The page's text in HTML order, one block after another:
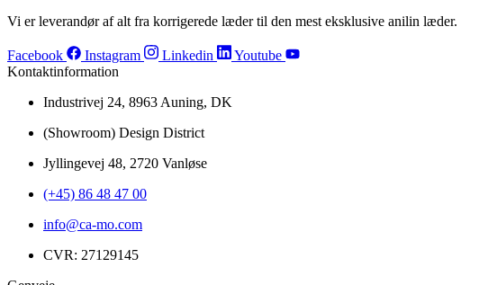
Vi er leverandør af alt fra korrigerede læder til den mest eksklusive anilin læder.
Facebook Instagram Linkedin
Youtube
Kontaktinformation
Industrivej 24, 8963 Auning, DK
(Showroom) Design District
Jyllingevej 48, 2720 Vanløse
(+45) 86 48 47 00
info@ca-mo.com
CVR: 27129145